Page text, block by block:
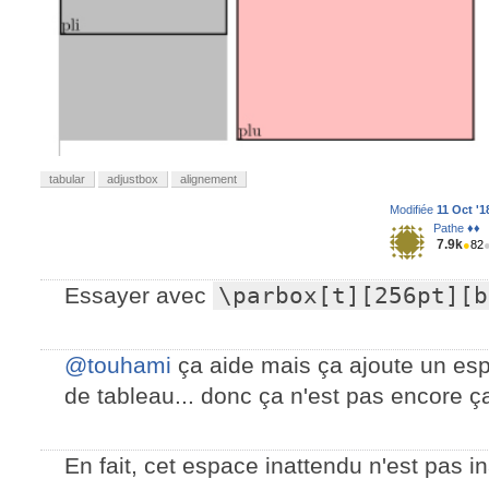
tabular adjustbox alignement
Modifiée 11 Oct
Pathe ♦♦
7.9k●82
Essayer avec
@touhami ça aide mais ça ajoute un
de tableau... donc ça n'est pas encore
En fait, cet espace inattendu n'est pas